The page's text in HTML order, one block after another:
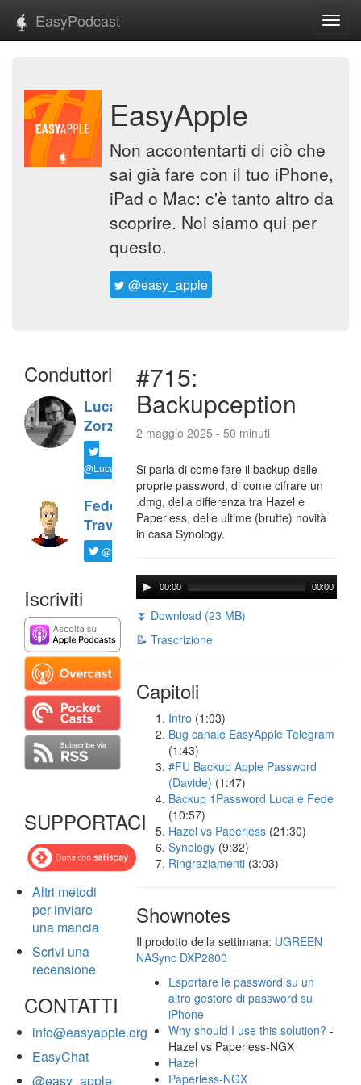
EasyPodcast
EasyApple
Non accontentarti di ciò che
sai già fare con il tuo iPhone,
iPad o Mac: c'è tanto altro da
scoprire. Noi siamo qui per
questo.
@easy_apple
Conduttori
Luca
Zorzi
@LucaTNT
Federico
Travaini
@ftrava
Iscriviti
SUPPORTACI
Altri metodi
per inviare
una mancia
Scrivi una
recensione
CONTATTI
info@easyapple.org
EasyChat
@easy_apple
#715:
Backupception
2 maggio 2025 - 50 minuti
Si parla di come fare il backup delle
proprie password, di come cifrare un
.dmg, della differenza tra Hazel e
Paperless, delle ultime (brutte) novità
in casa Synology.
00:00 00:00
⏬ Download (23 MB)
📝 Trascrizione
Capitoli
Intro (1:03)
Bug canale EasyApple Telegram
(1:43)
#FU Backup Apple Password
(Davide) (1:47)
Backup 1Password Luca e Fede
(10:57)
Hazel vs Paperless (21:30)
Synology (9:32)
Ringraziamenti (3:03)
Shownotes
Il prodotto della settimana: UGREEN
NASync DXP2800
Esportare le password su un
altro gestore di password su
iPhone
Why should I use this solution? -
Hazel vs Paperless-NGX
Hazel
Paperless-NGX